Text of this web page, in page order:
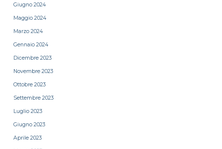
Giugno 2024
Maggio 2024
Marzo 2024
Gennaio 2024
Dicembre 2023
Novembre 2023
Ottobre 2023
Settembre 2023
Luglio 2023
Giugno 2023
Aprile 2023